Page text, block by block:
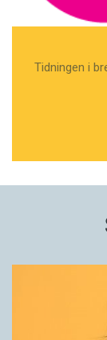
Tidningen i